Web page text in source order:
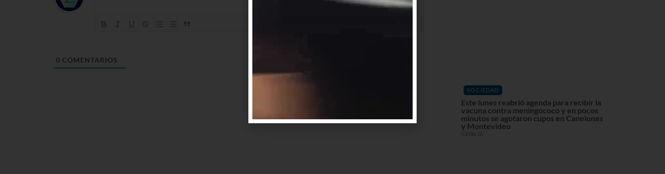
0 COMENTARIOS
SOCIEDAD
Este lunes reabrió agenda para recibir la
vacuna contra meningococo y en pocos
minutos se agotaron cupos en Canelones
y Montevideo
03/08/26